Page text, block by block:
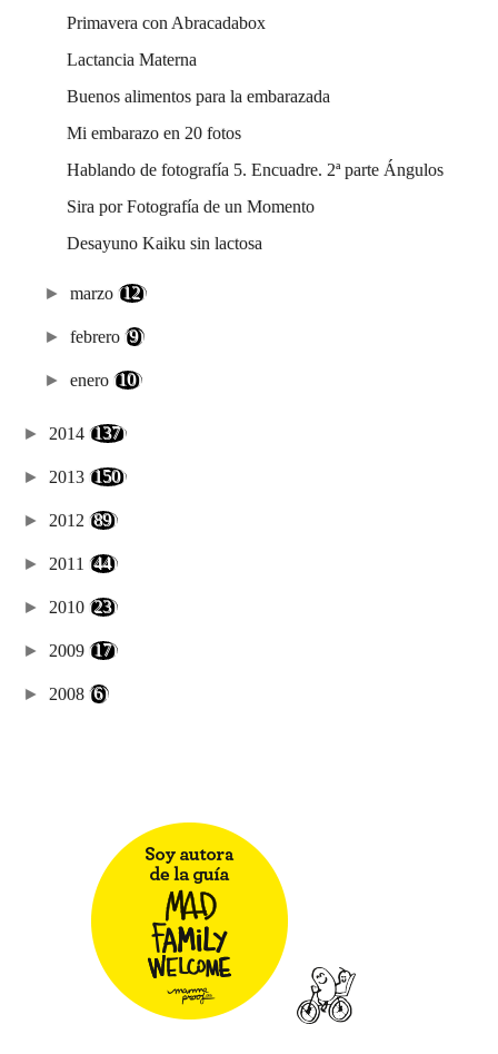
Primavera con Abracadabox
Lactancia Materna
Buenos alimentos para la embarazada
Mi embarazo en 20 fotos
Hablando de fotografía 5. Encuadre. 2ª parte Ángulos
Sira por Fotografía de un Momento
Desayuno Kaiku sin lactosa
►marzo (12)
►febrero(9)
►enero (10)
► 2014 (137)
► 2013 (150)
► 2012 (89)
► 2011 (44)
► 2010 (23)
► 2009 (17)
► 2008 (6)